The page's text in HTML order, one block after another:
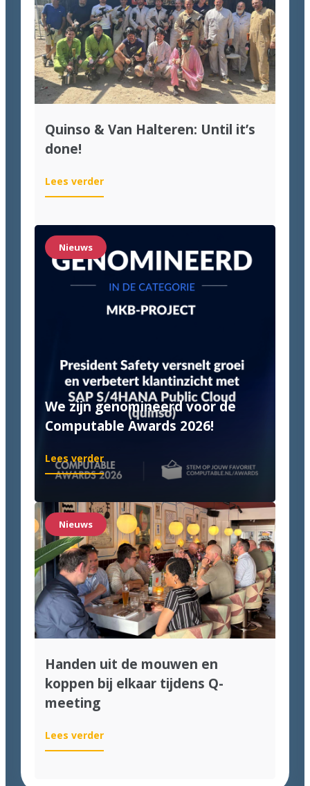
moderniseren
Quinso & Van Halteren: Until it’s
done!
Lees verder:
Quinso
Van
Halteren:
Until
it’s
done!
Nieuws
We zijn genomineerd voor de
Computable Awards 2026!
Lees verder:
We
genomineerd
voor
de
Computable
Awards
2026!
Nieuws
Handen uit de mouwen en
koppen bij elkaar tijdens Q-
meeting
Lees verder:
Handen